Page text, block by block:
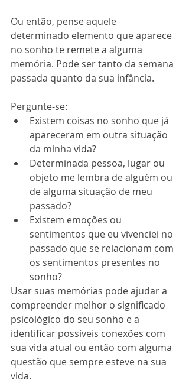
Ou então, pense aquele
determinado elemento que aparece
no sonho te remete a alguma
memória. Pode ser tanto da semana
passada quanto da sua infância.
Pergunte-se:
Existem coisas no sonho que já
apareceram em outra situação
da minha vida?
Determinada pessoa, lugar ou
objeto me lembra de alguém ou
de alguma situação de meu
passado?
Existem emoções ou
sentimentos que eu vivenciei no
passado que se relacionam com
os sentimentos presentes no
sonho?
Usar suas memórias pode ajudar a
compreender melhor o significado
psicológico do seu sonho e a
identificar possíveis conexões com
sua vida atual ou então com alguma
questão que sempre esteve na sua
vida.